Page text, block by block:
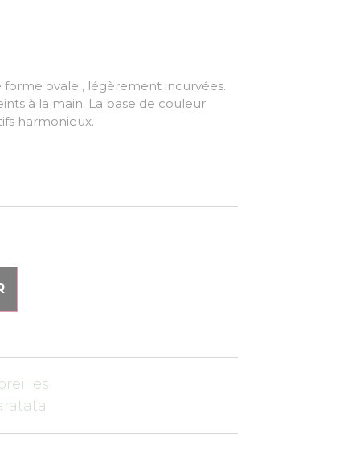
ovale , légèrement incurvées.
à la main. La base de couleur
harmonieux.